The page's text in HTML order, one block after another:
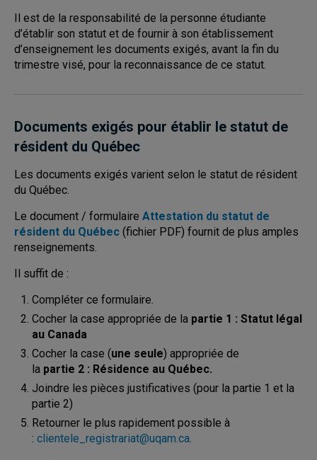
Il est de la responsabilité de la personne étudiante
d’établir son statut et de fournir à son établissement
d’enseignement les documents exigés, avant la fin du
trimestre visé, pour la reconnaissance de ce statut.
Documents exigés pour établir le statut de
résident du Québec
Les documents exigés varient selon le statut de résident
du Québec.
Le document / formulaire Attestation du statut de
résident du Québec (fichier PDF) fournit de plus amples
renseignements.
Il suffit de :
Compléter ce formulaire.
Cocher la case appropriée de la partie 1 : Statut légal
au Canada
Cocher la case (une seule) appropriée de
la partie 2 : Résidence au Québec.
Joindre les pièces justificatives (pour la partie 1 et la
partie 2)
Retourner le plus rapidement possible à
: clientele_registrariat@uqam.ca.